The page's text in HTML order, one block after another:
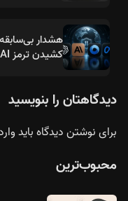
هشدار
کشیدن ترمز AIها رسیده است؟
دیدگاهتان را بنویسید
برای نوشتن دیدگاه باید
محبوب‌ترین